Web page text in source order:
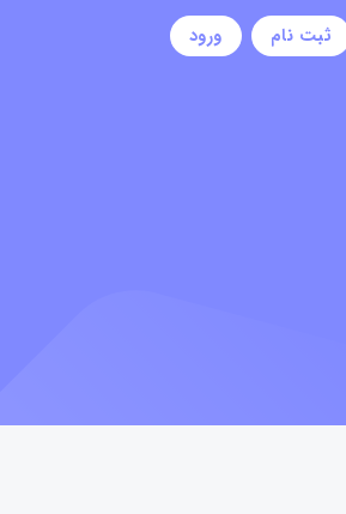
ثبت نام ورود